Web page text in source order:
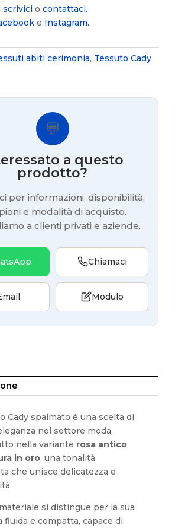
scrivicio contattaci.
e Instagram.
abiti cerimonia, Tessuto Cady
💬
a questo
prodotto?
per informazioni, disponibilità,
e modalità di acquisto.
a clienti privati e aziende.
Chiamaci
Modulo
Cady spalmato è una scelta di
nel settore moda,
nella variante rosa antico
in oro, una tonalità
che unisce delicatezza e
si distingue per la sua
fluida e compatta, capace di